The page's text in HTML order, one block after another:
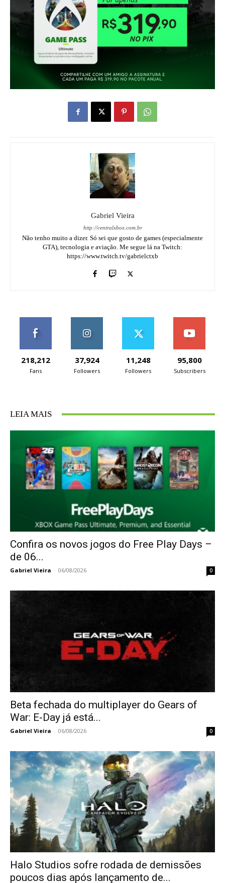
Gabriel Vieira
http://centralxbox.com.br
Não tenho muito a dizer. Só sei que gosto de games (especialmente
GTA), tecnologia e aviação. Me segue lá na Twitch:
https://www.twitch.tv/gabrielctxb
218,212
Fans
37,924
Followers
11,248
Followers
95,800
Subscribers
LEIA MAIS
Confira os novos jogos do Free Play Days –
de 06...
Gabriel Vieira - 06/08/2026 0
Beta fechada do multiplayer do Gears of
War: E-Day já está...
Gabriel Vieira - 06/08/2026 0
Halo Studios sofre rodada de demissões
poucos dias após lançamento de...